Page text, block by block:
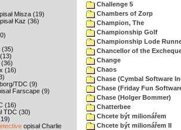
Misza (19)
Kaz (36)
(35)
(36)
(16)
TDC (9)
Farscape (9)
(16)
TDC (30)
opisał Charlie
Challenge 5
Chambers of Zorp
Champion, The
Championship Golf
Championship Lode
Chancellor of the
Change
Chaos
Chase (Cymbal Software
Chase (Friday Fun
Chase (Holger Bommer)
Chatterbee
Chcete být milionářem
Chcete být milionářem II